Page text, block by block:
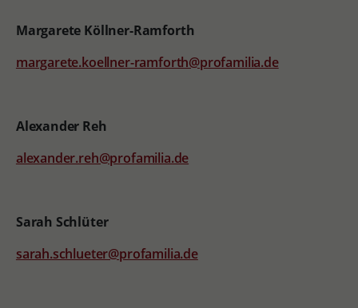
Margarete Köllner-Ramforth
margarete.koellner-ramforth@profamilia.de
Alexander Reh
alexander.reh@profamilia.de
Sarah Schlüter
sarah.schlueter@profamilia.de